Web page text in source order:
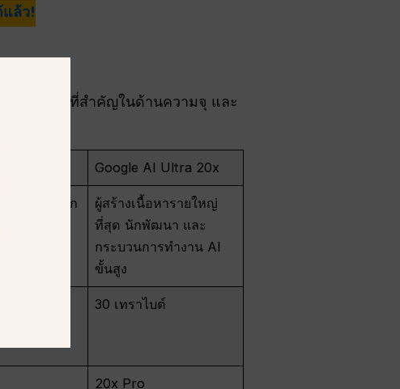
ล้ว!
กตช่องว่างที่สำคัญในด้านความจุ และ
Google AI Ultra 20x
หาจำนวนมาก
เทคนิค
ผู้สร้างเนื้อหารายใหญ่
ที่สุด นักพัฒนา และ
กระบวนการทำงาน AI
ขั้นสูง
30 เทราไบต์
20x Pro